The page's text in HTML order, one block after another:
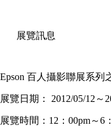
展覽訊息
Epson 百人攝影聯展系列
展覽日期： 2012/05/12～
展覽時間：12：00pm～6